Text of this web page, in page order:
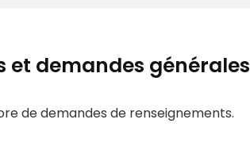
et demandes générales
de demandes de renseignements.